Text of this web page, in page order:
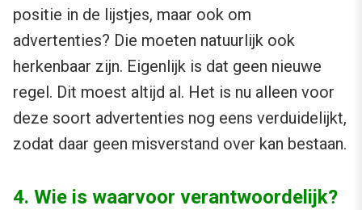
positie in de lijstjes, maar ook om
advertenties? Die moeten natuurlijk ook
herkenbaar zijn. Eigenlijk is dat geen nieuwe
regel. Dit moest altijd al. Het is nu alleen voor
deze soort advertenties nog eens verduidelijkt,
zodat daar geen misverstand over kan bestaan.
4. Wie is waarvoor verantwoordelijk?